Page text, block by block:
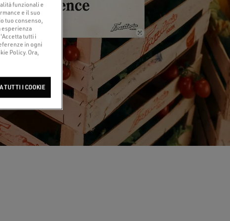
funzionali e
e il suo
tuo consenso,
esperienza
tutti i
in ogni
Policy. Ora,
TUTTI I COOKIE